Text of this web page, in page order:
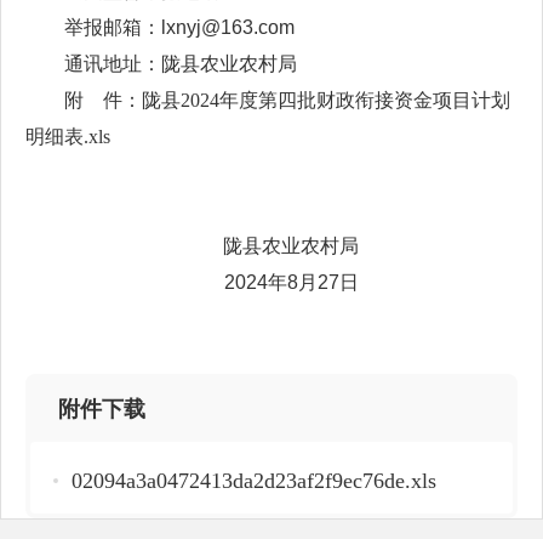
举报邮箱：lxnyj@163.com
通讯地址：陇县农业农村局
附 件： 陇县2024年度第四批财政衔接资金项目计划
明细表.xls
陇县农业农村局
2024年8月27日
附件下载
02094a3a0472413da2d23af2f9ec76de.xls